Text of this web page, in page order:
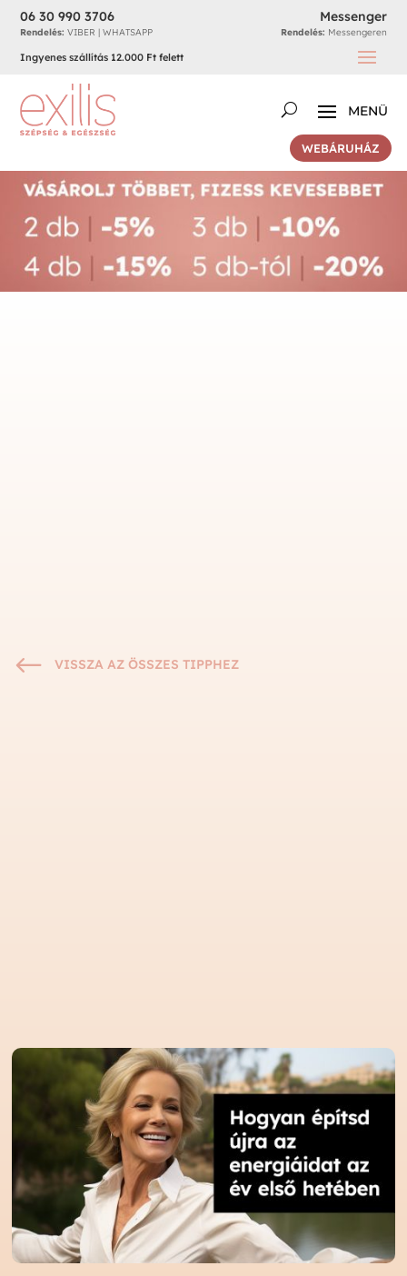
06 30 990 3706
Rendelés: VIBER | WHATSAPP
Messenger
Rendelés: Messengeren
Ingyenes szállítás 12.000 Ft felett
WEBÁRUHÁZ
# VISSZA AZ ÖSSZES TIPPHEZ